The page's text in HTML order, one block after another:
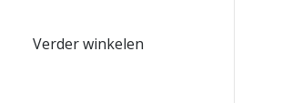
Verder winkelen